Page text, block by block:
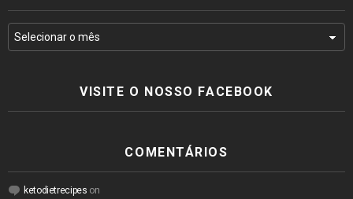
VISITE O NOSSO FACEBOOK
COMENTÁRIOS
ketodietrecipes on